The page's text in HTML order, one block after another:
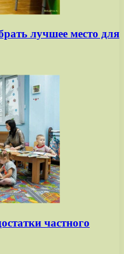
лучшее место для
частного